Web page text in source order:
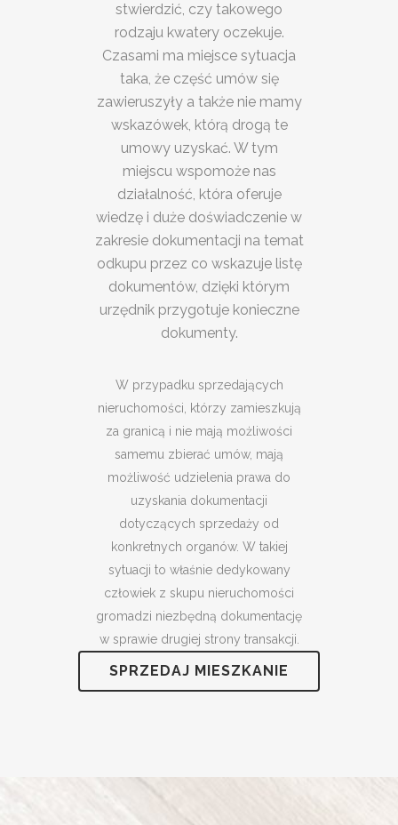
stwierdzić, czy takowego
rodzaju kwatery oczekuje.
Czasami ma miejsce sytuacja
taka, że część umów się
zawieruszyły a także nie mamy
wskazówek, którą drogą te
umowy uzyskać. W tym
miejscu wspomoże nas
działalność, która oferuje
wiedzę i duże doświadczenie w
zakresie dokumentacji na temat
odkupu przez co wskazuje listę
dokumentów, dzięki którym
urzędnik przygotuje konieczne
dokumenty.
W przypadku sprzedających
nieruchomości, którzy zamieszkują
za granicą i nie mają możliwości
samemu zbierać umów, mają
możliwość udzielenia prawa do
uzyskania dokumentacji
dotyczących sprzedaży od
konkretnych organów. W takiej
sytuacji to właśnie dedykowany
człowiek z skupu nieruchomości
gromadzi niezbędną dokumentację
w sprawie drugiej strony transakcji.
SPRZEDAJ MIESZKANIE